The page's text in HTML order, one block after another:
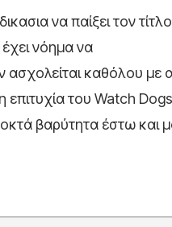
να παίξει τον τίτλο
νόημα να
ασχολείται καθόλου
του Watch
βαρύτητα έστω και